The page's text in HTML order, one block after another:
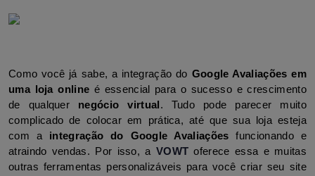
Como você já sabe, a integração do Google Avaliações em
uma loja online é essencial para o sucesso e crescimento
de qualquer negócio virtual . Tudo pode parecer muito
complicado de colocar em prática, até que sua loja esteja
com a integração do Google Avaliações funcionando e
atraindo vendas. Por isso, a VOWT oferece essa e muitas
outras ferramentas personalizáveis para você criar seu site